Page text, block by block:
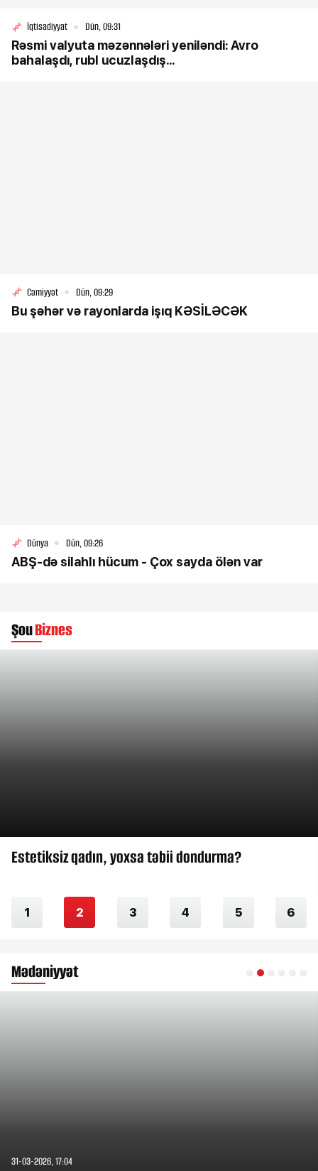
İqtisadiyyat Dün, 09:31
Rəsmi valyuta məzənnələri yeniləndi: Avro
bahalaşdı, rubl ucuzlaşdış...
Cəmiyyət Dün, 09:29
Bu şəhər və rayonlarda işıq KƏSİLƏCƏK
Dünya Dün, 09:26
ABŞ-də silahlı hücum - Çox sayda ölən var
ŞouBiznes
Estetiksiz qadın, yoxsa təbii dondurma?
1 2 3 4 5 6
Mədəniyyət
03-2026, 17:04